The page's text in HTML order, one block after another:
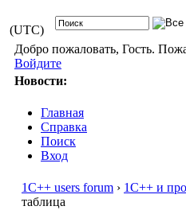
(UTC)
Добро пожаловать, Гость.
Войдите
Новости:
Главная
Справка
Поиск
Вход
1С++ users forum › 1С++ и
таблица